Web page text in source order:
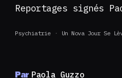
Reportages signés
Psychiatrie Un Nova Jour Se
Par Paola Guzzo